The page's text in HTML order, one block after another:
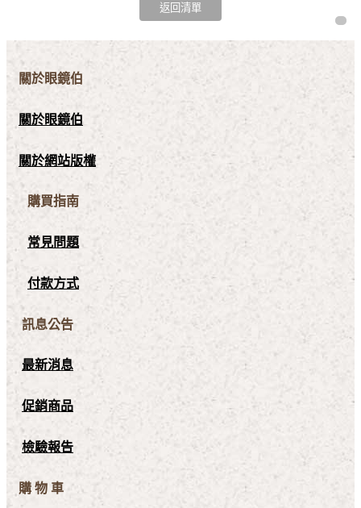
關於眼鏡伯
關於眼鏡伯
關於網站版權
購買指南
常見問題
付款方式
訊息公告
最新消息
促銷商品
檢驗報告
購 物 車